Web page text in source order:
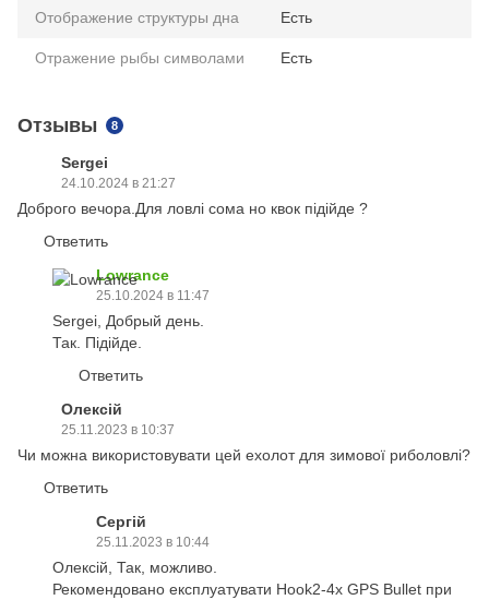
Отображение структуры дна Есть
Отражение рыбы символами Есть
Отзывы 8
Sergei
24.10.2024 в 21:27
Доброго вечора.Для ловлі сома но квок підійде ?
Ответить
Lowrance
25.10.2024 в 11:47
Sergei, Добрый день.
Так. Підійде.
Ответить
Олексій
25.11.2023 в 10:37
Чи можна використовувати цей ехолот для зимової риболовлі?
Ответить
Сергій
25.11.2023 в 10:44
Олексій, Так, можливо.
Рекомендовано експлуатувати Hook2-4x GPS Bullet при